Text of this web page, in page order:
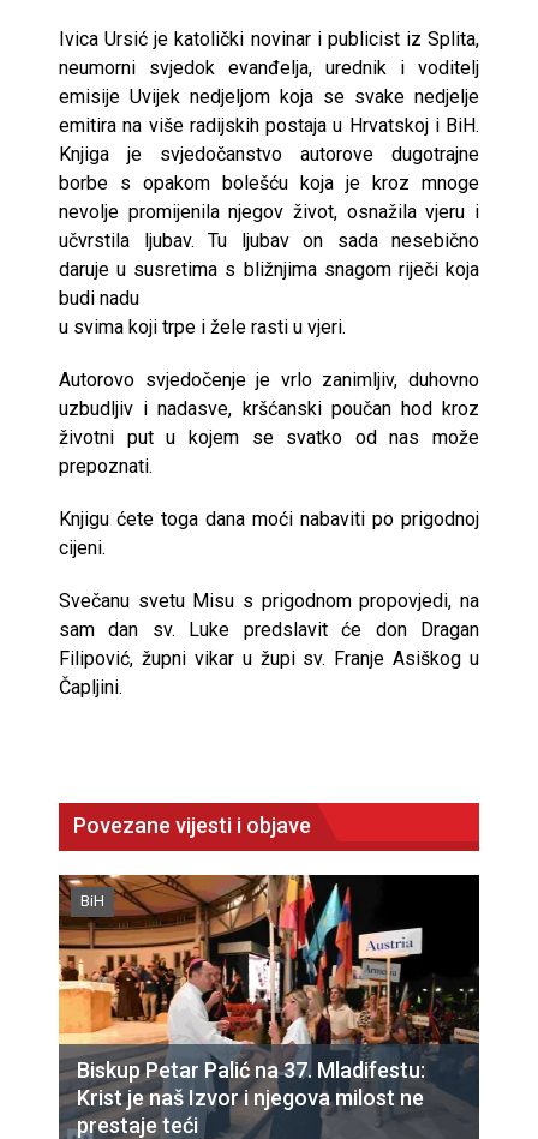
Ivica Ursić je katolički novinar i publicist iz Splita,
neumorni svjedok evanđelja, urednik i voditelj
emisije Uvijek nedjeljom koja se svake nedjelje
emitira na više radijskih postaja u Hrvatskoj i BiH.
Knjiga je svjedočanstvo autorove dugotrajne
borbe s opakom bolešću koja je kroz mnoge
nevolje promijenila njegov život, osnažila vjeru i
učvrstila ljubav. Tu ljubav on sada nesebično
daruje u susretima s bližnjima snagom riječi koja
budi nadu
u svima koji trpe i žele rasti u vjeri.
Autorovo svjedočenje je vrlo zanimljiv, duhovno
uzbudljiv i nadasve, kršćanski poučan hod kroz
životni put u kojem se svatko od nas može
prepoznati.
Knjigu ćete toga dana moći nabaviti po prigodnoj
cijeni.
Svečanu svetu Misu s prigodnom propovjedi, na
sam dan sv. Luke predslavit će don Dragan
Filipović, župni vikar u župi sv. Franje Asiškog u
Čapljini.
Povezane vijesti i objave
BiH
Biskup Petar Palić na 37. Mladifestu:
Krist je naš Izvor i njegova milost ne
prestaje teći